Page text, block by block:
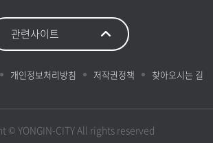
개인정보처리방침 저작권정책 찾아오시는 길
© YONGIN-CITY All rights reserved